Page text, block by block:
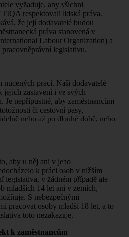
vyžaduje, aby všichni
respektovali lidská práva.
že její dodavatelé budou
práva stanovená v
Labour Organization) a
pracovněprávní legislativu.
nucených prací. Naši dodavatelé
zastavení i ve svých
Je nepřípustné, aby zaměstnancům
či cestovní pasy,
nebo až po dlouhé době, nebo
aby u něj ani v jeho
k práci osob v nižším
legislativa, v žádném případě ale
mladších 14 let ani v zemích,
S nebezpečnými
pracovat osoby mladší 18 let, a to
toto nezakazuje.
k zaměstnancům